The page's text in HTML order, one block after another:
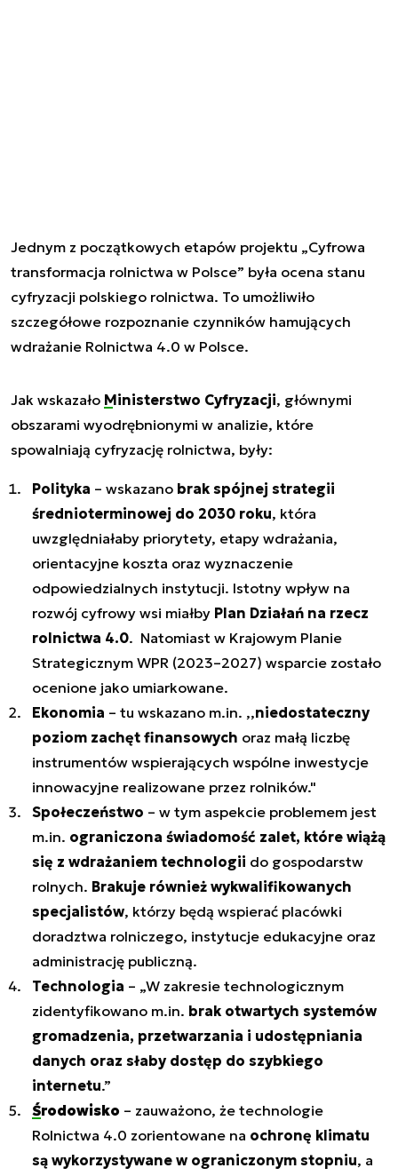
Jednym z początkowych etapów projektu „Cyfrowa
transformacja rolnictwa w Polsce” była ocena stanu
cyfryzacji polskiego rolnictwa. To umożliwiło
szczegółowe rozpoznanie czynników hamujących
wdrażanie Rolnictwa 4.0 w Polsce.
Jak wskazało Ministerstwo Cyfryzacji, głównymi
obszarami wyodrębnionymi w analizie, które
spowalniają cyfryzację rolnictwa, były:
Polityka – wskazano brak spójnej strategii
średnioterminowej do 2030 roku, która
uwzględniałaby priorytety, etapy wdrażania,
orientacyjne koszta oraz wyznaczenie
odpowiedzialnych instytucji. Istotny wpływ na
rozwój cyfrowy wsi miałby Plan Działań na rzecz
rolnictwa 4.0. Natomiast w Krajowym Planie
Strategicznym WPR (2023–2027) wsparcie zostało
ocenione jako umiarkowane.
Ekonomia – tu wskazano m.in. ,,niedostateczny
poziom zachęt finansowych oraz małą liczbę
instrumentów wspierających wspólne inwestycje
innowacyjne realizowane przez rolników."
Społeczeństwo – w tym aspekcie problemem jest
m.in. ograniczona świadomość zalet, które wiążą
się z wdrażaniem technologii do gospodarstw
rolnych. Brakuje również wykwalifikowanych
specjalistów, którzy będą wspierać placówki
doradztwa rolniczego, instytucje edukacyjne oraz
administrację publiczną.
Technologia – „W zakresie technologicznym
zidentyfikowano m.in. brak otwartych systemów
gromadzenia, przetwarzania i udostępniania
danych oraz słaby dostęp do szybkiego
internetu.”
Środowisko – zauważono, że technologie
Rolnictwa 4.0 zorientowane na ochronę klimatu
są wykorzystywane w ograniczonym stopniu, a